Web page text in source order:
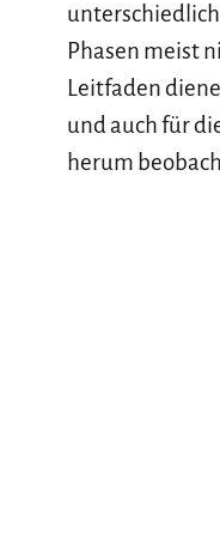
Phasen meist
Leitfaden
und auch für
herum